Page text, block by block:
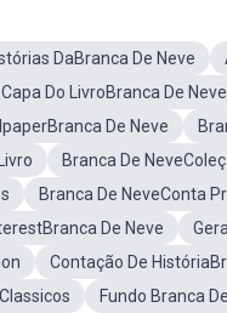
DaBranca De Neve
Capa Do LivroBranca De Neve
De Neve
Branca De
Branca De NeveConta
De Neve
Contação De
Fundo Branca